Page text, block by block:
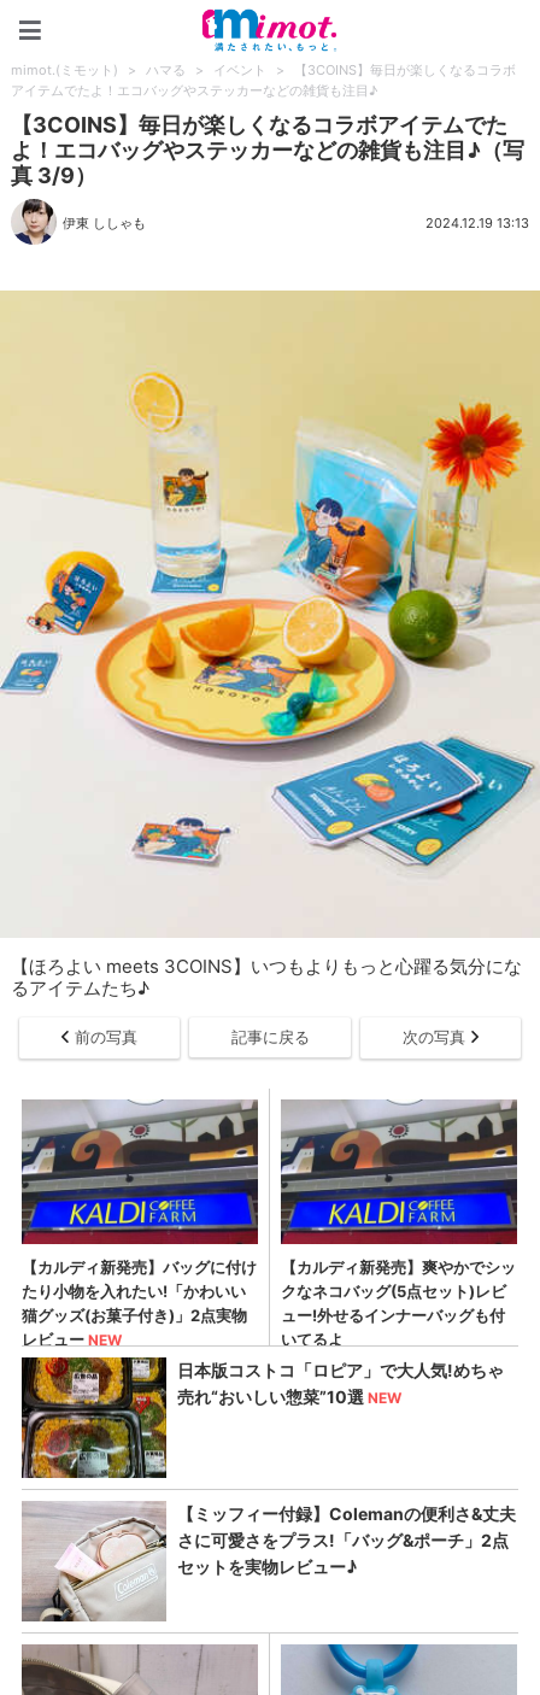
mimot.(ミモット) > ハマる > イベント >
【3COINS】毎日が楽しくなるコラボ
アイテムでたよ！エコバッグやステッカーなどの雑貨も注目♪
【3COINS】毎日が楽しくなるコラボアイテムでた
よ！エコバッグやステッカーなどの雑貨も注目♪（写
真 3/9）
伊東 ししゃも 2024.12.19 13:13
【ほろよい meets 3COINS】いつもよりもっと心躍る気分にな
るアイテムたち♪
前の写真 記事に戻る 次の写真